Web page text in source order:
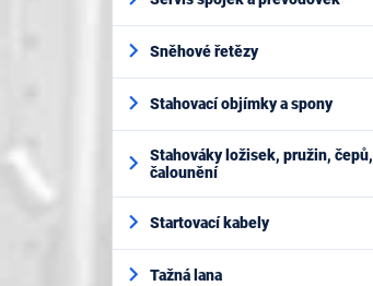
Sněhové řetězy
Stahovací objímky a spony
Stahováky ložisek, pružin, čepů,
čalounění
Startovací kabely
Tažná lana